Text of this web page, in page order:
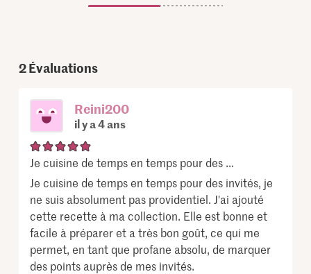
2Évaluations
Reini200
il y a 4 ans
Je cuisine de temps en temps pour des ...
Je cuisine de temps en temps pour des invités, je
ne suis absolument pas providentiel. J'ai ajouté
cette recette à ma collection. Elle est bonne et
facile à préparer et a très bon goût, ce qui me
permet, en tant que profane absolu, de marquer
des points auprès de mes invités.